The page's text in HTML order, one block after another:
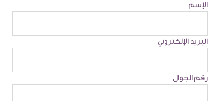
الإسم
البريد الإلكتروني
رقم الجوال